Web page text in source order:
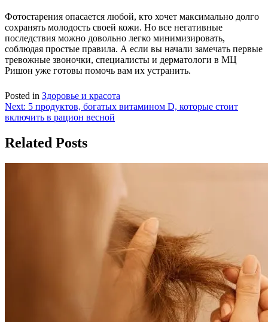
Фотостарения опасается любой, кто хочет максимально долго
сохранять молодость своей кожи. Но все негативные
последствия можно довольно легко минимизировать,
соблюдая простые правила. А если вы начали замечать первые
тревожные звоночки, специалисты и дерматологи в МЦ
Ришон уже готовы помочь вам их устранить.
Posted in Здоровье и красота
Навигация
по
записям
Next: 5 продуктов, богатых витамином D, которые стоит
включить в рацион весной
Related Posts